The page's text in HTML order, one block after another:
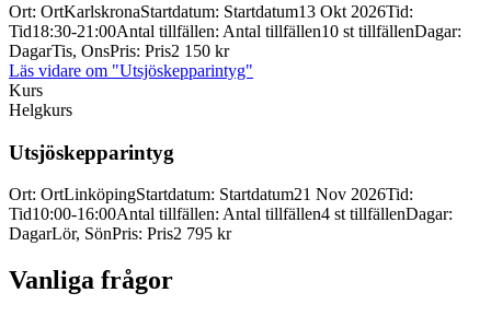
Ort: OrtKarlskronaStartdatum: Startdatum13 Okt 2026Tid:
Tid18:30-21:00Antal tillfällen: Antal tillfällen10 st tillfällenDagar:
DagarTis, OnsPris: Pris2 150 kr
Läs vidare om "Utsjöskepparintyg"
Kurs
Helgkurs
Utsjöskepparintyg
Ort: OrtLinköpingStartdatum: Startdatum21 Nov 2026Tid:
Tid10:00-16:00Antal tillfällen: Antal tillfällen4 st tillfällenDagar:
DagarLör, SönPris: Pris2 795 kr
Vanliga frågor